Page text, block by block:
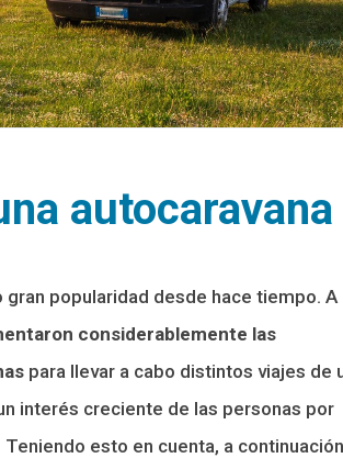
autocaravana
gran popularidad desde hace tiempo. A
considerablemente las
para llevar a cabo distintos viajes de
interés creciente de las personas por
Teniendo esto en cuenta, a